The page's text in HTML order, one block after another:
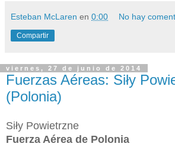
Esteban McLaren en 0:00 No hay
Compartir
viernes, 27 de junio de 2014
Fuerzas Aéreas: Siły
(Polonia)
Siły Powietrzne
Fuerza Aérea de Polonia